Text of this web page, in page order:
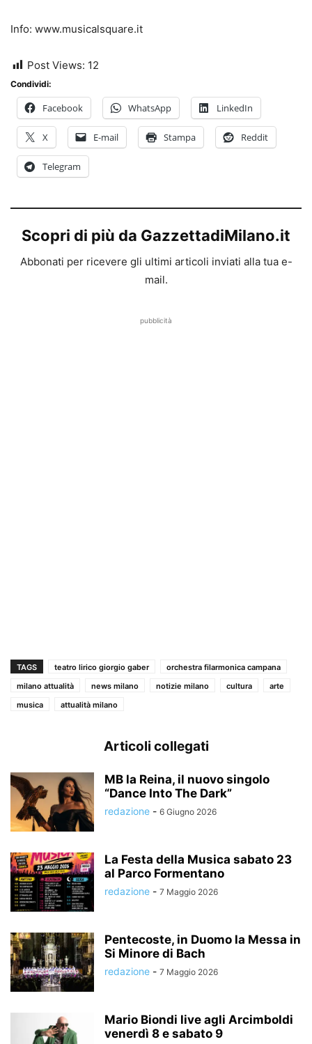
Info: www.musicalsquare.it
Post Views: 12
Condividi:
Facebook WhatsApp LinkedIn
X E-mail Stampa Reddit
Telegram
Scopri di più da GazzettadiMilano.it
Abbonati per ricevere gli ultimi articoli inviati alla tua e-
mail.
pubblicità
TAGS teatro lirico giorgio gaber
orchestra filarmonica campana
milano attualità
news milano notizie milano cultura
arte
musica
attualità milano
Articoli collegati
MB la Reina, il nuovo singolo
“Dance Into The Dark”
redazione - 6 Giugno 2026
La Festa della Musica sabato 23
al Parco Formentano
redazione - 7 Maggio 2026
Pentecoste, in Duomo la Messa in
Si Minore di Bach
redazione - 7 Maggio 2026
Mario Biondi live agli Arcimboldi
venerdì 8 e sabato 9